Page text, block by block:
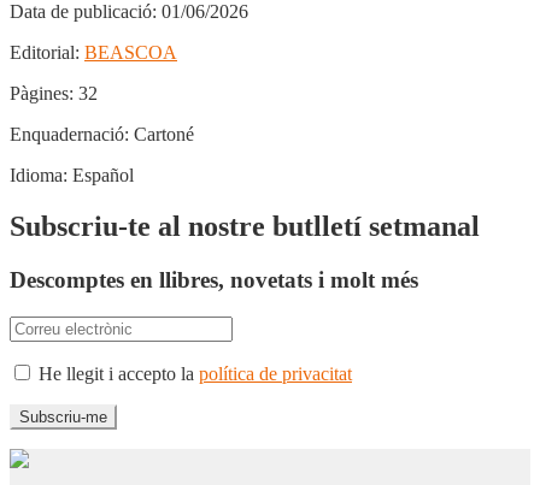
Data de publicació: 01/06/2026
Editorial: BEASCOA
Pàgines: 32
Enquadernació: Cartoné
Idioma: Español
Subscriu-te al nostre butlletí setmanal
Descomptes en llibres, novetats i molt més
He llegit i accepto la política de privacitat